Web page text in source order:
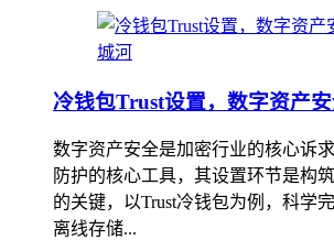
冷钱包Trust设置，数字资产
数字资产安全是加密行业的核心诉
防护的核心工具，其设置环节是构
的关键，以Trust冷钱包为例，科学
离线存储...